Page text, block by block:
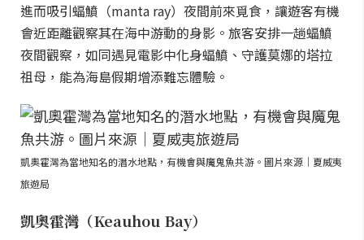
進而吸引蝠鱝（manta ray）夜間前來覓食，讓遊客有機
會近距離觀察其在海中游動的身影。旅客安排一趟蝠鱝
夜間觀察，如同遇見電影中化身蝠鱝、守護莫娜的塔拉
祖母，能為海島假期增添難忘體驗。
凱奧霍灣為當地知名的潛水地點，有機會與魔鬼魚共游。圖片來源｜夏威夷
旅遊局
凱奧霍灣（Keauhou Bay）